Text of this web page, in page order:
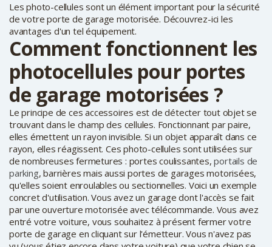
Les photo-cellules sont un élément important pour la sécurité
de votre porte de garage motorisée. Découvrez-ici les
avantages d'un tel équipement.
Comment fonctionnent les
photocellules pour portes
de garage motorisées ?
Le principe de ces accessoires est de détecter tout objet se
trouvant dans le champ des cellules. Fonctionnant par paire,
elles émettent un rayon invisible. Si un objet apparaît dans ce
rayon, elles réagissent. Ces photo-cellules sont utilisées sur
de nombreuses fermetures : portes coulissantes,portails de
parking, barrières mais aussi portes de garages motorisées,
qu'elles soient enroulables ou sectionnelles. Voici un exemple
concret d'utilisation. Vous avez un garage dont l'accès se fait
par une ouverture motorisée avec télécommande. Vous avez
entré votre voiture, vous souhaitez à présent fermer votre
porte de garage en cliquant sur l'émetteur. Vous n'avez pas